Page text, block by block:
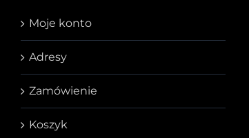
Moje konto
Adresy
Zamówienie
Koszyk